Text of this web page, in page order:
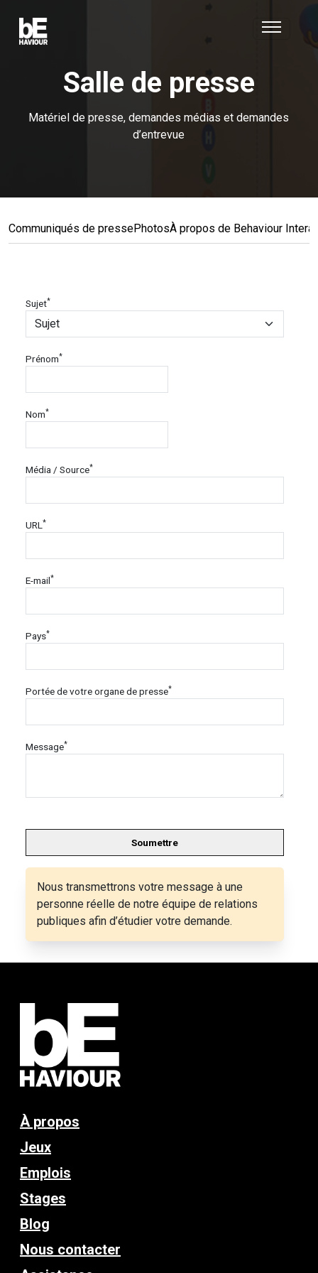
Salle de presse
Matériel de presse, demandes médias et demandes
d’entrevue
Communiqués de pressePhotosÀ propos de Behaviour
Sujet*
Prénom*
Nom*
Média / Source*
URL *
E-mail*
Pays*
Portée de votre organe de presse*
Message*
Soumettre
Nous transmettrons votre message à une
personne réelle de notre équipe de relations
publiques afin d’étudier votre demande.
À propos
Jeux
Emplois
Stages
Blog
Nous contacter